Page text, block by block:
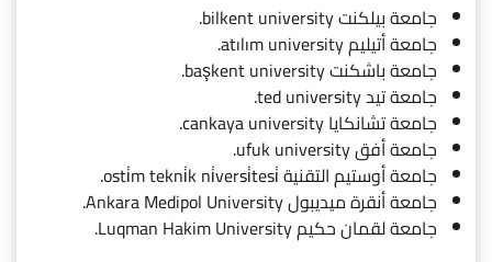
جامعة بيلكنت bilkent university.
جامعة أتيليم atılım university.
جامعة باشكنت başkent university.
جامعة تيد ted university.
جامعة تشانكايا cankaya university.
جامعة أفق ufuk university.
جامعة أوستيم التقنية osti̇m tekni̇k ni̇versi̇tesi̇.
جامعة أنقرة ميديبول Ankara Medipol University.
جامعة لقمان حكيم Luqman Hakim University.